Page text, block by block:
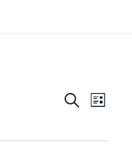
E
v
Cerca
E
Lista